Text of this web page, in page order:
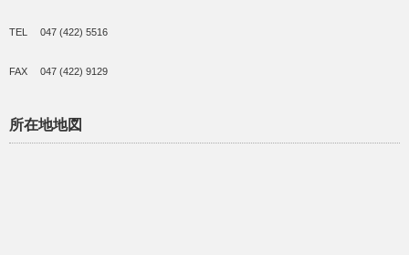
TEL 047 (422) 5516
FAX 047 (422) 9129
所在地地図